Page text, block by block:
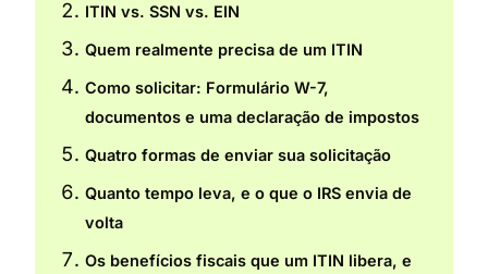
ITIN vs. SSN vs. EIN
Quem realmente precisa de um ITIN
Como solicitar: Formulário W-7,
documentos e uma declaração de impostos
Quatro formas de enviar sua solicitação
Quanto tempo leva, e o que o IRS envia de
volta
Os benefícios fiscais que um ITIN libera, e